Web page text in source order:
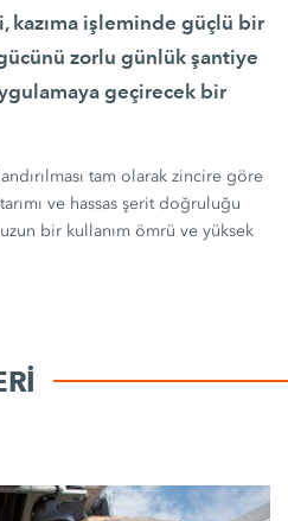
kazıma işleminde güçlü bir
zorlu günlük şantiye
geçirecek bir
tam olarak zincire göre
ve hassas şerit doğruluğu
bir kullanım ömrü ve yüksek